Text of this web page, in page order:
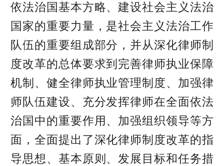
依法治国基本方略、建设社会主义法治
国家的重要力量，是社会主义法治工作
队伍的重要组成部分，并从深化律师制
度改革的总体要求到完善律师执业保障
机制、健全律师执业管理制度、加强律
师队伍建设、充分发挥律师在全面依法
治国中的重要作用、加强组织领导等方
面，全面提出了深化律师制度改革的指
导思想、基本原则、发展目标和任务措